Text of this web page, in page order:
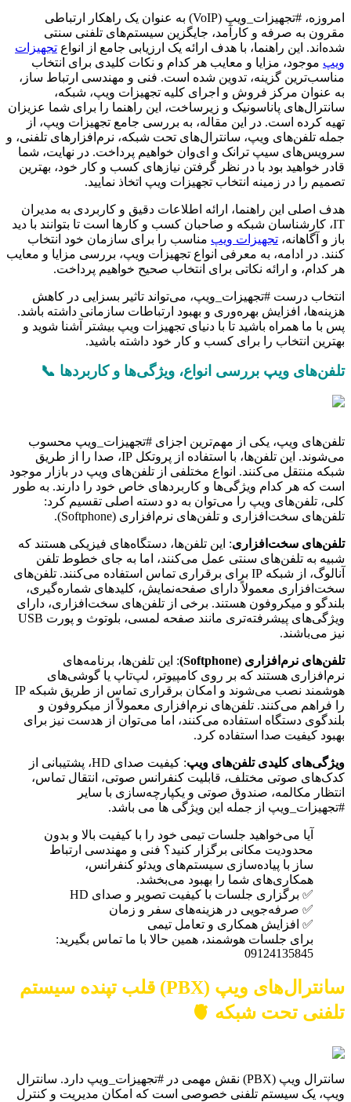
امروزه، #تجهیزات_ویپ (VoIP) به عنوان یک راهکار ارتباطی
مقرون به صرفه و کارآمد، جایگزین سیستم‌های تلفنی سنتی
شده‌اند. این راهنما، با هدف ارائه یک ارزیابی جامع از انواع تجهیزات
ویپ موجود، مزایا و معایب هر کدام و نکات کلیدی برای انتخاب
مناسب‌ترین گزینه، تدوین شده است. فنی و مهندسی ارتباط ساز،
به عنوان مرکز فروش و اجرای کلیه تجهیزات ویپ، شبکه،
سانترال‌های پاناسونیک و زیرساخت، این راهنما را برای شما عزیزان
تهیه کرده است. در این مقاله، به بررسی جامع تجهیزات ویپ، از
جمله تلفن‌های ویپ، سانترال‌های تحت شبکه، نرم‌افزارهای تلفنی، و
سرویس‌های سیپ ترانک و ای‌وان خواهیم پرداخت. در نهایت، شما
قادر خواهید بود با در نظر گرفتن نیازهای کسب و کار خود، بهترین
تصمیم را در زمینه انتخاب تجهیزات ویپ اتخاذ نمایید.
هدف اصلی این راهنما، ارائه اطلاعات دقیق و کاربردی به مدیران
IT، کارشناسان شبکه و صاحبان کسب و کارها است تا بتوانند با دید
باز و آگاهانه، تجهیزات ویپ مناسب را برای سازمان خود انتخاب
کنند. در ادامه، به معرفی انواع تجهیزات ویپ، بررسی مزایا و معایب
هر کدام، و ارائه نکاتی برای انتخاب صحیح خواهیم پرداخت.
انتخاب درست #تجهیزات_ویپ، می‌تواند تاثیر بسزایی در کاهش
هزینه‌ها، افزایش بهره‌وری و بهبود ارتباطات سازمانی داشته باشد.
پس با ما همراه باشید تا با دنیای تجهیزات ویپ بیشتر آشنا شوید و
بهترین انتخاب را برای کسب و کار خود داشته باشید.
تلفن‌های ویپ بررسی انواع، ویژگی‌ها و کاربردها 📞
تلفن‌های ویپ، یکی از مهم‌ترین اجزای #تجهیزات_ویپ محسوب
می‌شوند. این تلفن‌ها، با استفاده از پروتکل IP، صدا را از طریق
شبکه منتقل می‌کنند. انواع مختلفی از تلفن‌های ویپ در بازار موجود
است که هر کدام ویژگی‌ها و کاربردهای خاص خود را دارند. به طور
کلی، تلفن‌های ویپ را می‌توان به دو دسته اصلی تقسیم کرد:
تلفن‌های سخت‌افزاری و تلفن‌های نرم‌افزاری (Softphone).
تلفن‌های سخت‌افزاری: این تلفن‌ها، دستگاه‌های فیزیکی هستند که
شبیه به تلفن‌های سنتی عمل می‌کنند، اما به جای خطوط تلفن
آنالوگ، از شبکه IP برای برقراری تماس استفاده می‌کنند. تلفن‌های
سخت‌افزاری معمولاً دارای صفحه‌نمایش، کلیدهای شماره‌گیری،
بلندگو و میکروفون هستند. برخی از تلفن‌های سخت‌افزاری، دارای
ویژگی‌های پیشرفته‌تری مانند صفحه لمسی، بلوتوث و پورت USB
نیز می‌باشند.
تلفن‌های نرم‌افزاری (Softphone)
: این تلفن‌ها، برنامه‌های
نرم‌افزاری هستند که بر روی کامپیوتر، لپ‌تاپ یا گوشی‌های
هوشمند نصب می‌شوند و امکان برقراری تماس از طریق شبکه IP
را فراهم می‌کنند. تلفن‌های نرم‌افزاری معمولاً از میکروفون و
بلندگوی دستگاه استفاده می‌کنند، اما می‌توان از هدست نیز برای
بهبود کیفیت صدا استفاده کرد.
ویژگی‌های کلیدی تلفن‌های ویپ
: کیفیت صدای HD، پشتیبانی از
کدک‌های صوتی مختلف، قابلیت کنفرانس صوتی، انتقال تماس،
انتظار مکالمه، صندوق صوتی و یکپارچه‌سازی با سایر
#تجهیزات_ویپ از جمله این ویژگی ها می باشد.
آیا می‌خواهید جلسات تیمی خود را با کیفیت بالا و بدون
محدودیت مکانی برگزار کنید؟ فنی و مهندسی ارتباط
ساز با پیاده‌سازی سیستم‌های ویدئو کنفرانس،
همکاری‌های شما را بهبود می‌بخشد.
✅ برگزاری جلسات با کیفیت تصویر و صدای HD
✅ صرفه‌جویی در هزینه‌های سفر و زمان
✅ افزایش همکاری و تعامل تیمی
برای جلسات هوشمند، همین حالا با ما تماس بگیرید:
09124135845
سانترال‌های ویپ (PBX) قلب تپنده سیستم
تلفنی تحت شبکه 🫀
سانترال ویپ (PBX) نقش مهمی در #تجهیزات_ویپ دارد. سانترال
ویپ، یک سیستم تلفنی خصوصی است که امکان مدیریت و کنترل